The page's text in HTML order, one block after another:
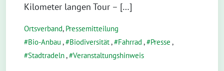
Kilometer langen Tour – […]
Ortsverband, Pressemitteilung
Bio-Anbau , Biodiversität, Fahrrad , Presse ,
Stadtradeln, Veranstaltungshinweis